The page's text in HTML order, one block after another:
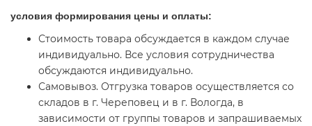
условия формирования цены и оплаты:
Стоимость товара обсуждается в каждом случае
индивидуально. Все условия сотрудничества
обсуждаются индивидуально.
Самовывоз. Отгрузка товаров осуществляется со
складов в г. Череповец и в г. Вологда, в
зависимости от группы товаров и запрашиваемых